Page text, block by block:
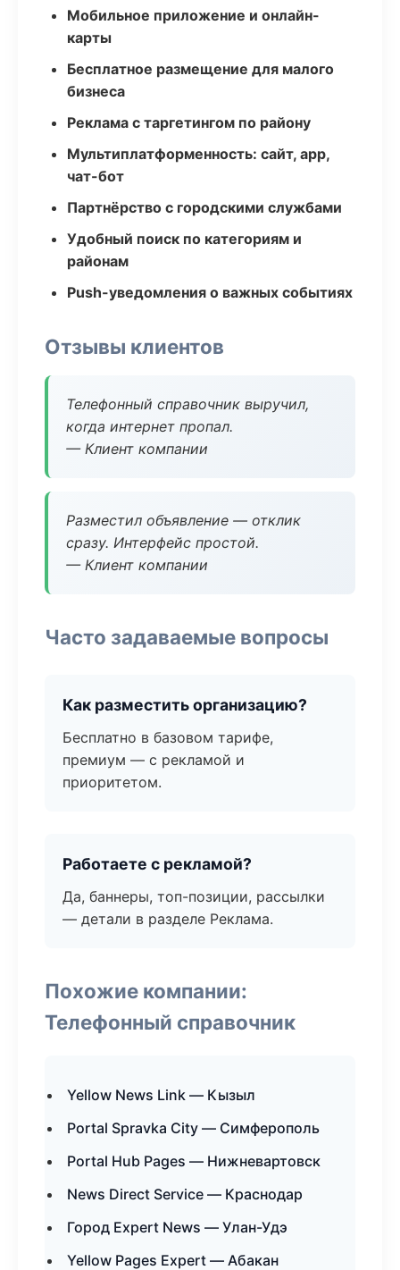
Мобильное приложение и онлайн-
карты
Бесплатное размещение для малого
бизнеса
Реклама с таргетингом по району
Мультиплатформенность: сайт, app,
чат-бот
Партнёрство с городскими службами
Удобный поиск по категориям и
районам
Push-уведомления о важных событиях
Отзывы клиентов
Телефонный справочник выручил,
когда интернет пропал.
— Клиент компании
Разместил объявление — отклик
сразу. Интерфейс простой.
— Клиент компании
Часто задаваемые вопросы
Как разместить организацию?
Бесплатно в базовом тарифе,
премиум — с рекламой и
приоритетом.
Работаете с рекламой?
Да, баннеры, топ-позиции, рассылки
— детали в разделе Реклама.
Похожие компании:
Телефонный справочник
Yellow News Link — Кызыл
Portal Spravka City — Симферополь
Portal Hub Pages — Нижневартовск
News Direct Service — Краснодар
Город Expert News — Улан-Удэ
Yellow Pages Expert — Абакан